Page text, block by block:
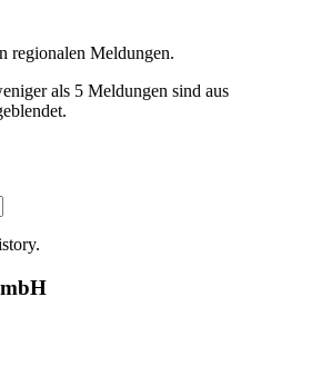
regionalen Meldungen.
als 5 Meldungen sind aus